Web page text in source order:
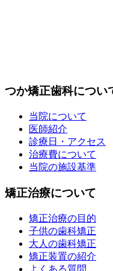
つか矯正歯科につい
当院について
医師紹介
診療日・アクセス
治療費について
当院の施設基準
矯正治療について
矯正治療の目的
子供の歯科矯正
大人の歯科矯正
矯正装置の紹介
よくある質問